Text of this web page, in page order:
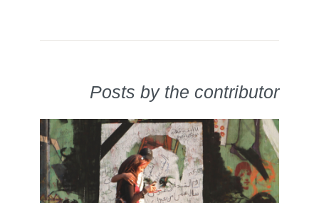
Posts by the contributor